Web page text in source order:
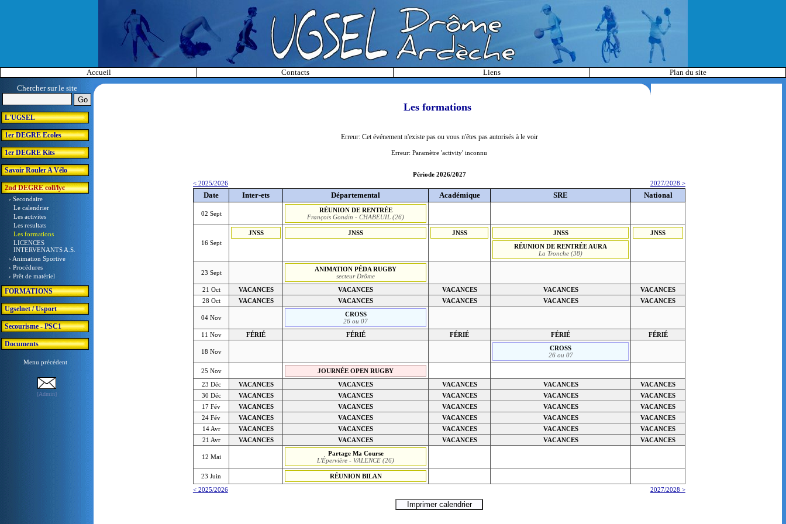
Accueil Contacts Liens
Plan du site
Chercher sur le site
L'UGSEL
1er DEGRE Ecoles
1er DEGRE Kits
Savoir Rouler A Vélo
2nd DEGRE coll/lyc
› Secondaire
Le calendrier
Les activites
Les resultats
Les formations
LICENCES
INTERVENANTS A.S.
› Animation Sportive
› Procédures
› Prêt de matériel
FORMATIONS
Ugselnet / Usport
Secourisme - PSC1
Documents
Menu précédent
[Admin]
Les formations
Erreur: Cet événement n'existe pas ou vous n'êtes pas autorisés à le voir
Erreur: Paramètre 'activity' inconnu
Période 2026/2027
< 2025/2026
2027/2028 >
Date Inter-ets Départemental Académique SRE National
02 Sept
RÉUNION DE RENTRÉE
François Gondin - CHABEUIL (26)
16 Sept
JNSS JNSS JNSS
JNSS
RÉUNION DE RENTRÉE AURA
La Tronche (38)
JNSS
23 Sept
ANIMATION PÉDA RUGBY
secteur Drôme
21 Oct
VACANCES VACANCES VACANCES VACANCES
VACANCES
28 Oct
VACANCES VACANCES VACANCES VACANCES VACANCES
04 Nov
CROSS
26 ou 07
11 Nov
FÉRIÉ FÉRIÉ FÉRIÉ FÉRIÉ FÉRIÉ
18 Nov
CROSS
26 ou 07
25 Nov
JOURNÉE OPEN RUGBY
23 Déc
VACANCES VACANCES VACANCES VACANCES
VACANCES
30 Déc
VACANCES VACANCES VACANCES VACANCES
VACANCES
17 Fév
VACANCES VACANCES VACANCES VACANCES
VACANCES
24 Fév
VACANCES VACANCES VACANCES VACANCES
VACANCES
14 Avr
VACANCES VACANCES VACANCES VACANCES
VACANCES
21 Avr
VACANCES VACANCES VACANCES VACANCES VACANCES
12 Mai
Partage Ma Course
L'Épervière - VALENCE (26)
23 Juin
RÉUNION BILAN
< 2025/2026
2027/2028 >